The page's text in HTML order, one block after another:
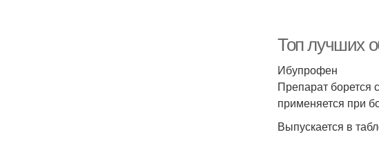
Топ лучших
Ибупрофен
Препарат борется
применяется при
Выпускается в